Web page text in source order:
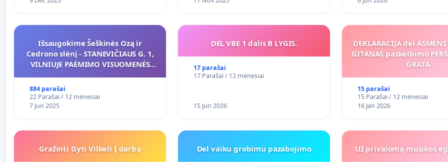
Išsaugokime Šeškinės Ozą ir
Cedrono slėnį - STANEVIČIAUS G. 1,
VILNIUJE PAĖMIMO VISUOMENĖS
PRITAIKYMO VIEŠAJAI ŽELDYNŲ
FUNKCIJAI
884 parašai
22 Parašai / 12 mėnesiai
7 Jun 2025
DĖL VBE 1 dalis B LYGIS.
17 parašai
17 Parašai / 12 mėnesiai
15 Jun 2026
DEKLARACIJA del
GITANAS paskelbimo
GRATA
15 parašai
15 Parašai / 12 mėnesiai
16 Jan 2026
Gražinti Gyti Vilkeli Į darbą Del vaiku grobimu pazabojimo Už privalomą muzikos